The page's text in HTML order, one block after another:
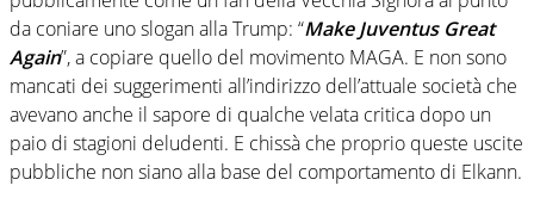
da coniare uno slogan alla Trump: “Make Juventus Great
Again”, a copiare quello del movimento MAGA. E non sono
mancati dei suggerimenti all’indirizzo dell’attuale società che
avevano anche il sapore di qualche velata critica dopo un
paio di stagioni deludenti. E chissà che proprio queste uscite
pubbliche non siano alla base del comportamento di Elkann.